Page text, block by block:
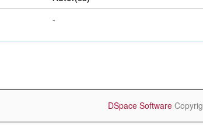
-
DSpace Software